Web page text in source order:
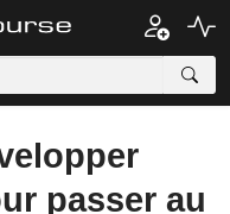
passer au